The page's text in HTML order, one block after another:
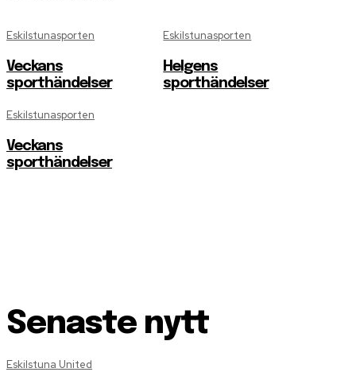
Eskilstunasporten
Veckans
sporthändelser
Eskilstunasporten
Helgens
sporthändelser
Eskilstunasporten
Veckans
sporthändelser
Senaste nytt
Eskilstuna United